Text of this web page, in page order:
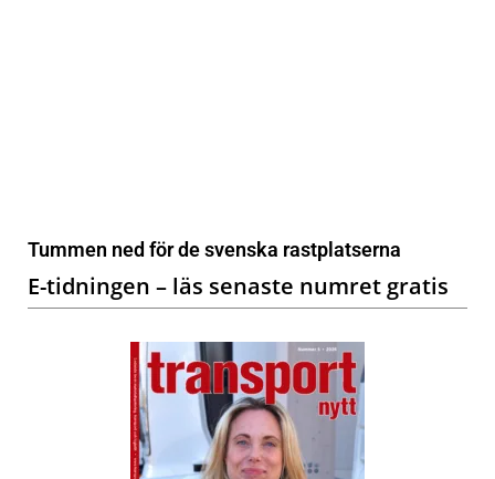
Tummen ned för de svenska rastplatserna
E-tidningen – läs senaste numret gratis